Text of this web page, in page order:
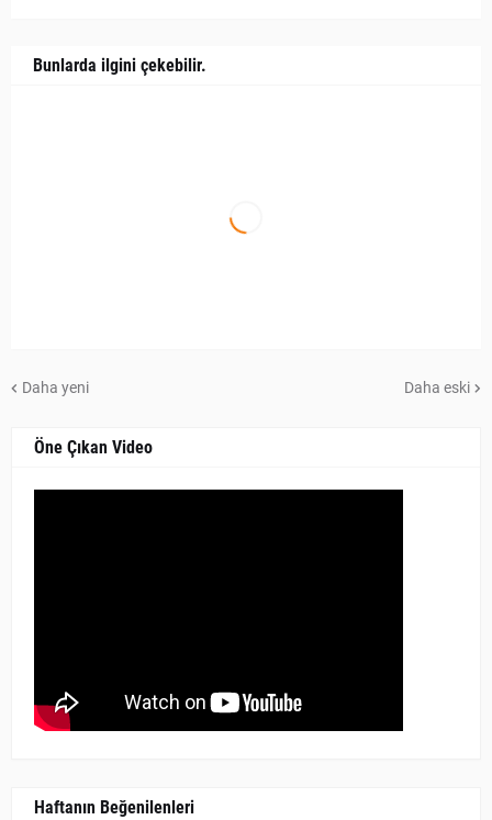
Bunlarda ilgini çekebilir.
Daha yeni Daha eski
Öne Çıkan Video
Haftanın Beğenilenleri